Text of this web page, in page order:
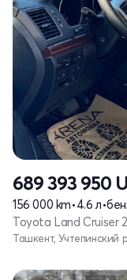
689 393 950
156 000 km•4.6 л•
Toyota Land Cruiser
Ташкент, Учтепинский